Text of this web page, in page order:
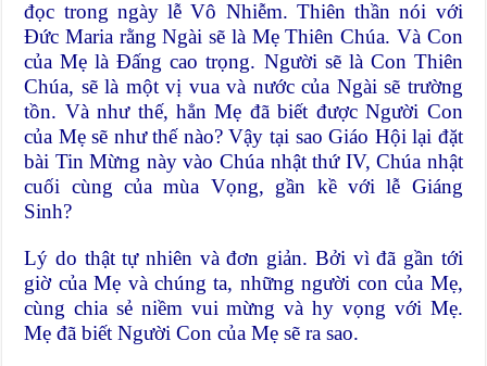
đọc trong ngày lễ Vô Nhiễm. Thiên thần nói với
Đức Maria rằng Ngài sẽ là Mẹ Thiên Chúa. Và Con
của Mẹ là Đấng cao trọng. Người sẽ là Con Thiên
Chúa, sẽ là một vị vua và nước của Ngài sẽ trường
tồn. Và như thế, hẳn Mẹ đã biết được Người Con
của Mẹ sẽ như thế nào? Vậy tại sao Giáo Hội lại đặt
bài Tin Mừng này vào Chúa nhật thứ IV, Chúa nhật
cuối cùng của mùa Vọng, gần kề với lễ Giáng
Sinh?
Lý do thật tự nhiên và đơn giản. Bởi vì đã gần tới
giờ của Mẹ và chúng ta, những người con của Mẹ,
cùng chia sẻ niềm vui mừng và hy vọng với Mẹ.
Mẹ đã biết Người Con của Mẹ sẽ ra sao.